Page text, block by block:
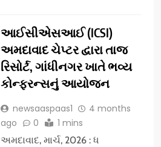
આઈસીએસઆઈ (ICSI)
અમદાવાદ ચેપ્ટર દ્વારા તાજ
રિસોર્ટ, ગાંધીનગર ખાતે ભવ્ય
કોન્ફરન્સનું આયોજન
newsaaspaas1
4 months
ago
0 1 mins
અમદાવાદ, માર્ચ, 2026 : ધ